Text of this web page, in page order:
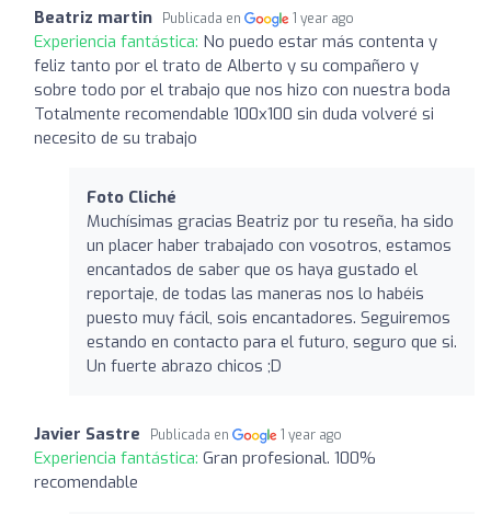
Beatriz martin Publicada en 1 year ago
Experiencia fantástica: No puedo estar más contenta y
feliz tanto por el trato de Alberto y su compañero y
sobre todo por el trabajo que nos hizo con nuestra boda
Totalmente recomendable 100x100 sin duda volveré si
necesito de su trabajo
Foto Cliché
Muchísimas gracias Beatriz por tu reseña, ha sido
un placer haber trabajado con vosotros, estamos
encantados de saber que os haya gustado el
reportaje, de todas las maneras nos lo habéis
puesto muy fácil, sois encantadores. Seguiremos
estando en contacto para el futuro, seguro que si.
Un fuerte abrazo chicos ;D
Javier Sastre Publicada en 1 year ago
Experiencia fantástica: Gran profesional. 100%
recomendable